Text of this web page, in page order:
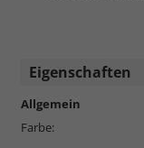
Eigenschaften
Allgemein
Farbe: